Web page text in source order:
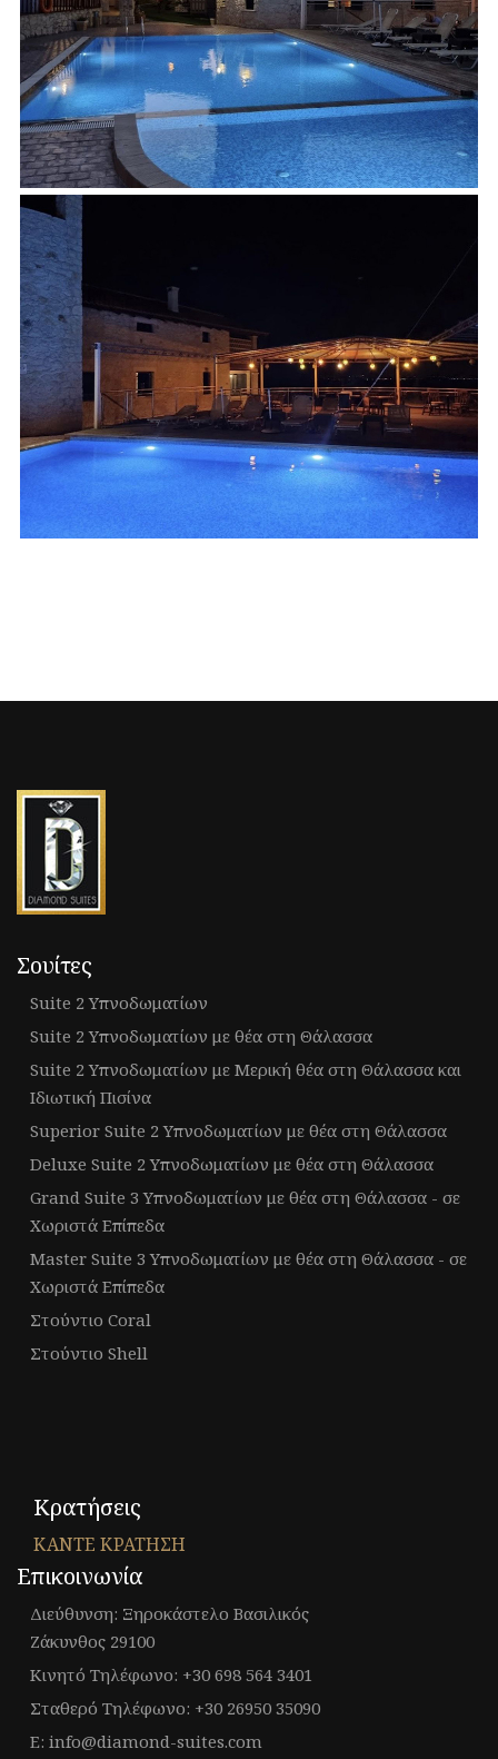
Σουίτες
Suite 2 Υπνοδωματίων
Suite 2 Υπνοδωματίων με θέα στη Θάλασσα
Suite 2 Υπνοδωματίων με Μερική θέα στη Θάλασσα και
Ιδιωτική Πισίνα
Superior Suite 2 Υπνοδωματίων με θέα στη Θάλασσα
Deluxe Suite 2 Υπνοδωματίων με θέα στη Θάλασσα
Grand Suite 3 Υπνοδωματίων με θέα στη Θάλασσα - σε
Χωριστά Επίπεδα
Master Suite 3 Υπνοδωματίων με θέα στη Θάλασσα - σε
Χωριστά Επίπεδα
Στούντιο Coral
Στούντιο Shell
Κρατήσεις
ΚΑΝΤΕ ΚΡΑΤΗΣΗ
Επικοινωνία
Διεύθυνση: Ξηροκάστελο Βασιλικός
Ζάκυνθος 29100
Κινητό Τηλέφωνο: +30 698 564 3401
Σταθερό Τηλέφωνο: +30 26950 35090
E: info@diamond-suites.com